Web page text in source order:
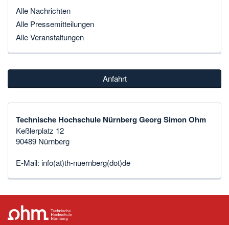
Alle Nachrichten
Alle Pressemitteilungen
Alle Veranstaltungen
Anfahrt
Technische Hochschule Nürnberg Georg Simon Ohm
Keßlerplatz 12
90489 Nürnberg
E-Mail: info(at)th-nuernberg(dot)de